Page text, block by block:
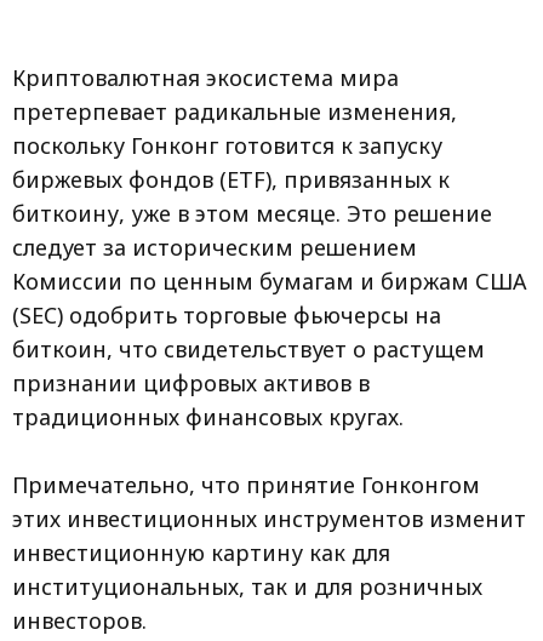
Криптовалютная экосистема мира
претерпевает радикальные изменения,
поскольку Гонконг готовится к запуску
биржевых фондов (ETF), привязанных к
биткоину, уже в этом месяце. Это решение
следует за историческим решением
Комиссии по ценным бумагам и биржам США
(SEC) одобрить торговые фьючерсы на
биткоин, что свидетельствует о растущем
признании цифровых активов в
традиционных финансовых кругах.
Примечательно, что принятие Гонконгом
этих инвестиционных инструментов изменит
инвестиционную картину как для
институциональных, так и для розничных
инвесторов.